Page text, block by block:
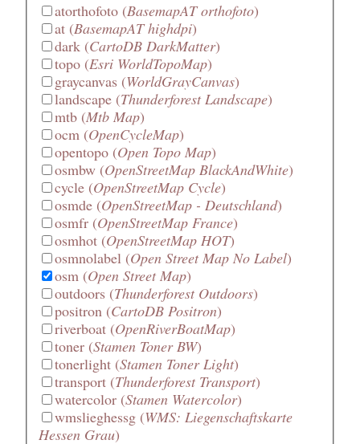
atorthofoto(BasemapAT orthofoto)
at(BasemapAT highdpi)
dark(CartoDB DarkMatter)
topo(Esri WorldTopoMap)
graycanvas(WorldGrayCanvas)
landscape(Thunderforest Landscape)
mtb(Mtb Map)
ocm(OpenCycleMap)
opentopo(Open Topo Map)
osmbw(OpenStreetMap BlackAndWhite)
cycle(OpenStreetMap Cycle)
osmde(OpenStreetMap - Deutschland)
osmfr(OpenStreetMap France)
osmhot(OpenStreetMap HOT)
osmnolabel(Open Street Map No Label)
osm(Open Street Map)
outdoors(Thunderforest Outdoors)
positron(CartoDB Positron)
riverboat(OpenRiverBoatMap)
toner(Stamen Toner BW)
tonerlight(Stamen Toner Light)
transport(Thunderforest Transport)
watercolor(Stamen Watercolor)
wmslieghessg(WMS: Liegenschaftskarte
Hessen Grau)